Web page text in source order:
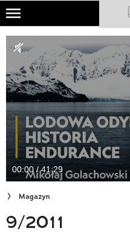
Skip
main
content
NATIONAL GEOGRAPHIC
TRAVELER
PODCASTY
Sklep
Newsletter
Cuda Polski
Wielki Konkurs Fotograficzny
Trendbook Podróżniczy
00:00 / 41:29
Magazyn
9/2011